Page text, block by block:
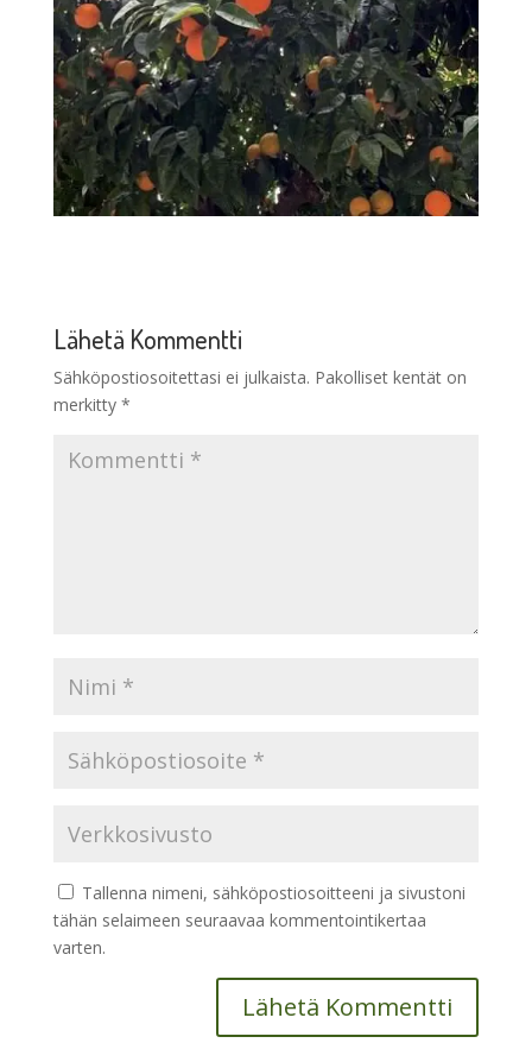
Lähetä Kommentti
Sähköpostiosoitettasi ei julkaista. Pakolliset kentät on
merkitty *
Tallenna nimeni, sähköpostiosoitteeni ja sivustoni
tähän selaimeen seuraavaa kommentointikertaa
varten.